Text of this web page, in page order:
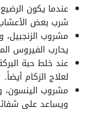
عندما يكون
شرب بعض الأعشاب
مشروب الزنجبيل،
يحارب الفيروس
عند خلط حبة
لعلاج الزكام أيضاً.
مشروب الينسون،
ويساعد على